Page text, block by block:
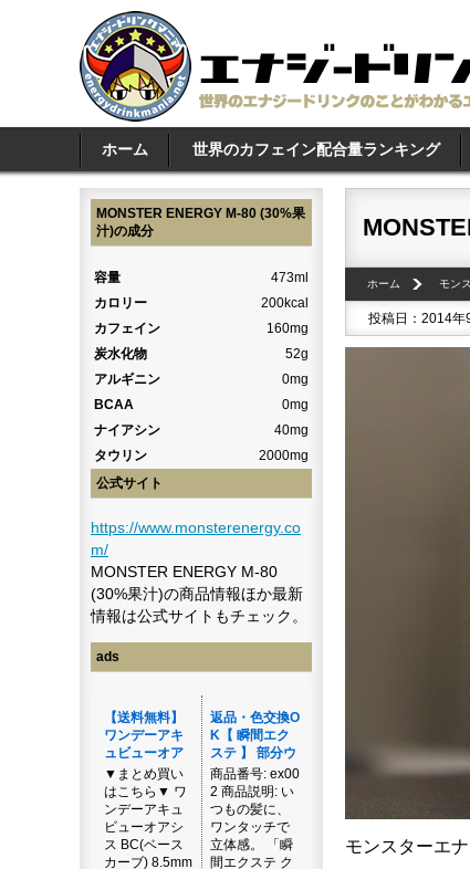
ホーム 世界のカフェイン配合量ランキング
ホーム モン
投稿日：2014年
モンスターエ
MONSTER ENERGY M-80 (30%果
汁)の成分
容量
473ml
カロリー
200kcal
カフェイン
160mg
炭水化物
52g
アルギニン
0mg
BCAA
0mg
ナイアシン
40mg
タウリン
2000mg
公式サイト
https://www.monsterenergy.co
m/
MONSTER ENERGY M-80
(30%果汁)の商品情報ほか最新
情報は公式サイトもチェック。
ads